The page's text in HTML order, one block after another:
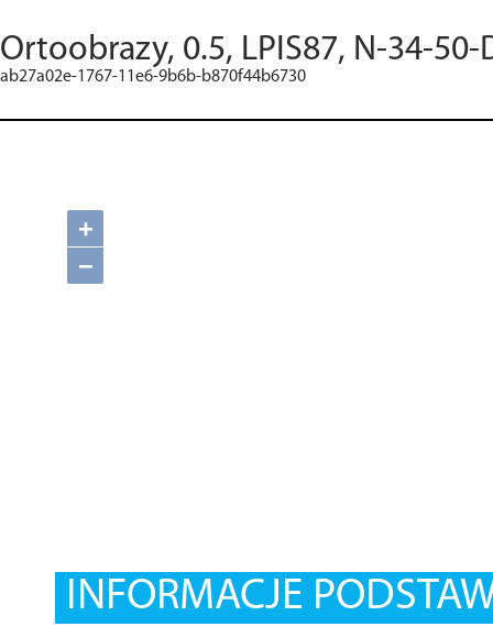
Ortoobrazy, 0.5, LPIS87, N-34-50-
ab27a02e-1767-11e6-9b6b-b870f44b6730
+
−
INFORMACJE